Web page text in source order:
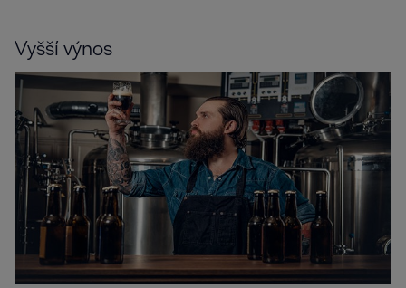
Vyšší výnos